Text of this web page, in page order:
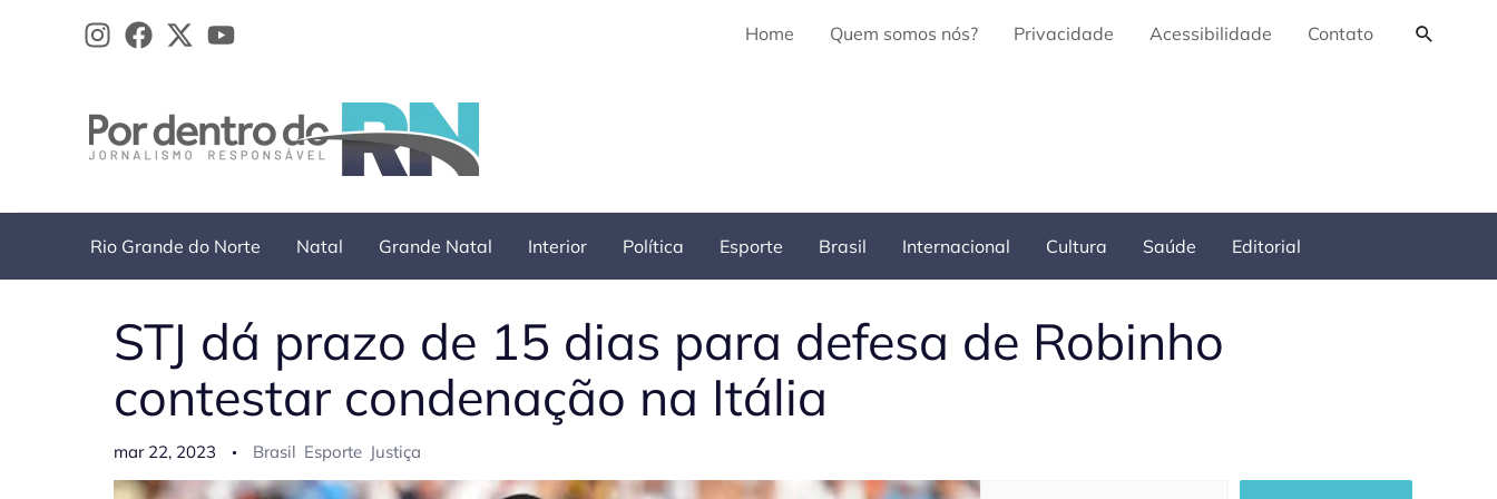
Home Quem somos nós? Privacidade Acessibilidade Contato
Rio Grande do Norte Natal Grande Natal Interior Política Esporte Brasil Internacional Cultura Saúde Editorial
STJ dá prazo de 15 dias para defesa de Robinho
contestar condenação na Itália
mar 22, 2023 Brasil Esporte Justiça
Pesquisar